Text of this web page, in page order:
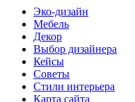
Эко-дизайн
Мебель
Декор
Выбор дизайнера
Кейсы
Советы
Стили интерьера
Карта сайта